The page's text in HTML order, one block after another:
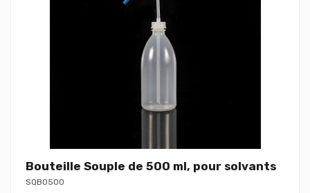
Bouteille Souple de 500 ml, pour solvants
SQB0500